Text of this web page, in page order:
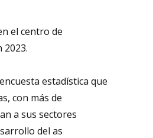
el centro de
2023.
estadística que
con más de
a sus sectores
del as